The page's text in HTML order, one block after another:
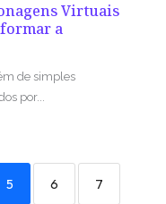
Virtuais
a
de simples
por...
5 6 7